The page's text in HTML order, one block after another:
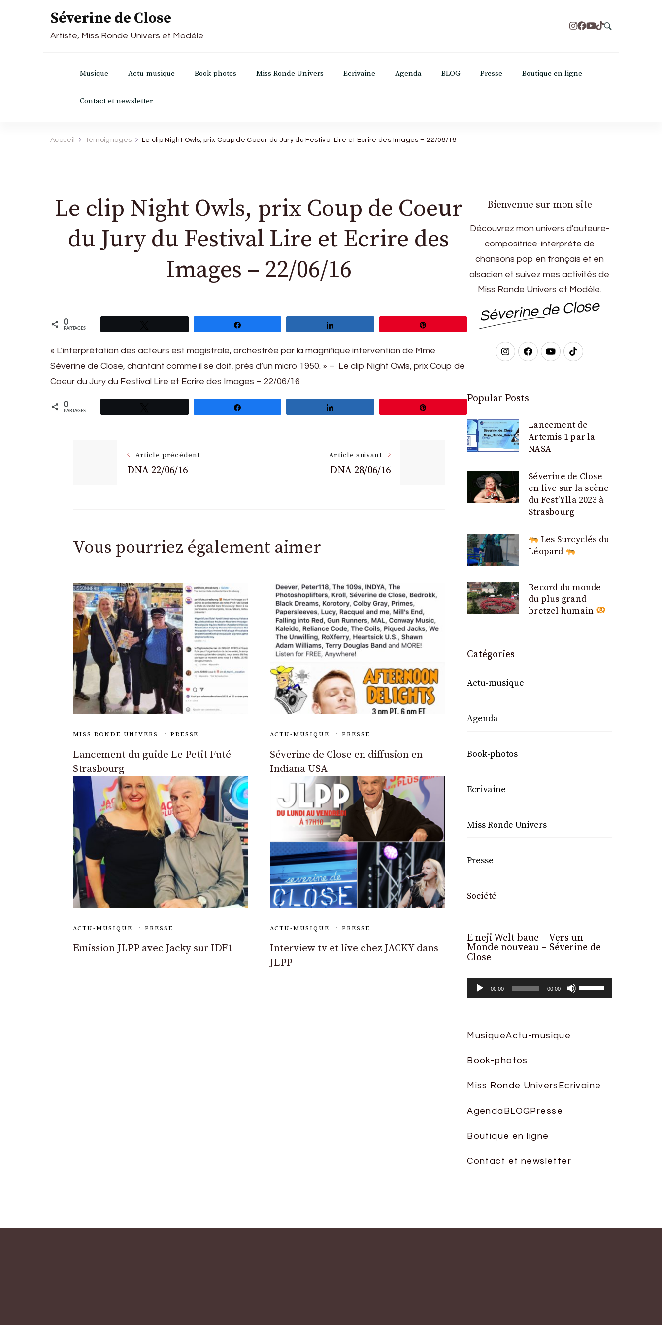
Séverine de Close
Artiste, Miss Ronde Univers et Modèle
Musique Actu-musique Book-photos Miss Ronde Univers Ecrivaine Agenda BLOG Presse Boutique en ligne
Contact et newsletter
Accueil Témoignages Le clip Night Owls, prix Coup de Coeur du Jury du Festival Lire et Ecrire des Images – 22/06/16
Le clip Night Owls, prix Coup de Coeur
du Jury du Festival Lire et Ecrire des
Images – 22/06/16
0
PARTAGES
« L’interprétation des acteurs est magistrale, orchestrée par la magnifique intervention de Mme
Séverine de Close, chantant comme il se doit, près d’un micro 1950. » – Le clip Night Owls, prix Coup de
Coeur du Jury du Festival Lire et Ecrire des Images – 22/06/16
0
PARTAGES
NavigationArticle précédent
DNA 22/06/16
Article suivant
DNA 28/06/16
Vous pourriez également aimer
MISS RONDE UNIVERS PRESSE
Lancement du guide Le Petit Futé
Strasbourg
ACTU-MUSIQUE PRESSE
Séverine de Close en diffusion en
Indiana USA
ACTU-MUSIQUE PRESSE
Emission JLPP avec Jacky sur IDF1
ACTU-MUSIQUE PRESSE
Interview tv et live chez JACKY dans
JLPP
Bienvenue sur mon site
Découvrez mon univers d'auteure-
compositrice-interprète de
chansons pop en français et en
alsacien et suivez mes activités de
Miss Ronde Univers et Modèle.
Séverine de Close
Popular Posts
Lancement de
Artemis 1 par la
NASA
Séverine de Close
en live sur la scène
du Fest’Ylla 2023 à
Strasbourg
Les Surcyclés du
Léopard
Record du monde
du plus grand
bretzel humain
Catégories
Actu-musique
Agenda
Book-photos
Ecrivaine
Miss Ronde Univers
Presse
Société
E neji Welt baue – Vers un
Monde nouveau – Séverine de
Close
00:00 00:00
Utilisez
les
MusiqueActu-musique
Book-photos
Miss Ronde Univers Ecrivaine
Agenda BLOGPresse
Boutique en ligne
Contact et newsletter